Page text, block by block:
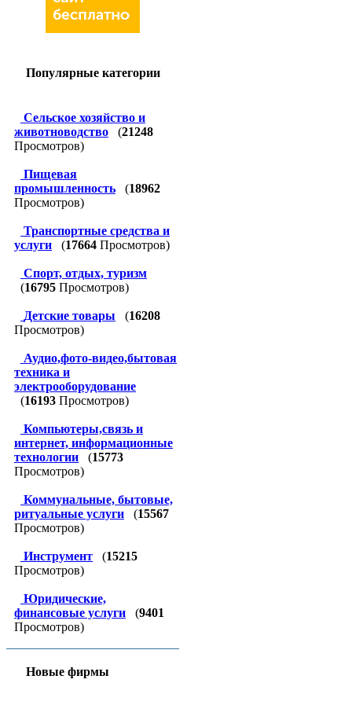
Популярные категории
Сельское хозяйство и
животноводство
(21248
Просмотров)
Пищевая
промышленность
(18962
Просмотров)
Транспортные средства и
услуги
(17664 Просмотров)
Спорт, отдых, туризм
(16795 Просмотров)
Детские товары (16208
Просмотров)
Аудио,фото-видео,бытовая
техника и
электрооборудование
(16193 Просмотров)
Компьютеры,связь и
интернет, информационные
технологии
(15773
Просмотров)
Коммунальные, бытовые,
ритуальные услуги
(15567
Просмотров)
Инструмент (15215
Просмотров)
Юридические,
финансовые услуги
(9401
Просмотров)
Новые фирмы